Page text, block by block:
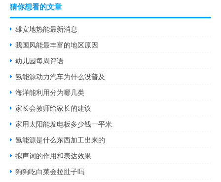
猜你想看的文章
雄安地热能最新消息
我国风能最丰富的地区原因
幼儿园每周评语
氢能源动力汽车为什么没普及
海洋能利用分为哪几类
家长会教师给家长的建议
家用太阳能发电板多少钱一平米
氢能源是什么东西加工出来的
拟声词的作用和表达效果
狗狗吃白菜会拉肚子吗